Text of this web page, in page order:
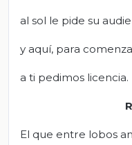
al sol le pide su
y aquí, para
a ti pedimos licencia.
El que entre lobos